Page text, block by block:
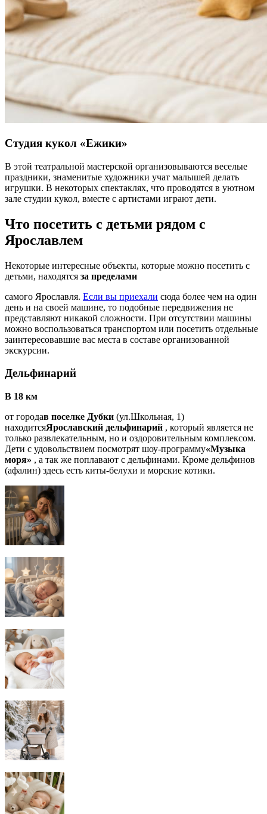
Студия кукол «Ежики»
В этой театральной мастерской организовываются веселые
праздники, знаменитые художники учат малышей делать
игрушки. В некоторых спектаклях, что проводятся в уютном
зале студии кукол, вместе с артистами играют дети.
Что посетить с детьми рядом с
Ярославлем
Некоторые интересные объекты, которые можно посетить с
детьми, находятся за пределами
самого Ярославля. Если вы приехали сюда более чем на один
день и на своей машине, то подобные передвижения не
представляют никакой сложности. При отсутствии машины
можно воспользоваться транспортом или посетить отдельные
заинтересовавшие вас места в составе организованной
экскурсии.
Дельфинарий
В 18 км
от городав поселке Дубки (ул.Школьная, 1)
находитсяЯрославский дельфинарий , который является не
только развлекательным, но и оздоровительным комплексом.
Дети с удовольствием посмотрят шоу-программу«Музыка
моря» , а так же поплавают с дельфинами. Кроме дельфинов
(афалин) здесь есть киты-белухи и морские котики.